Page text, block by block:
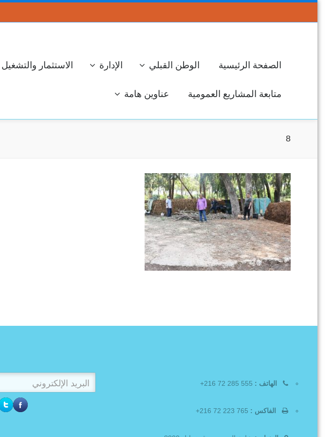
الصفحة الرئيسية الوطن القبلي الإدارة الاستثمار والتشغيل
متابعة المشاريع العمومية عناوين هامة
8
الهاتف :
الفاكس :